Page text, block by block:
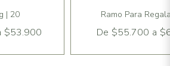
| 20
$53.900
Ramo Para
De $55.700 a